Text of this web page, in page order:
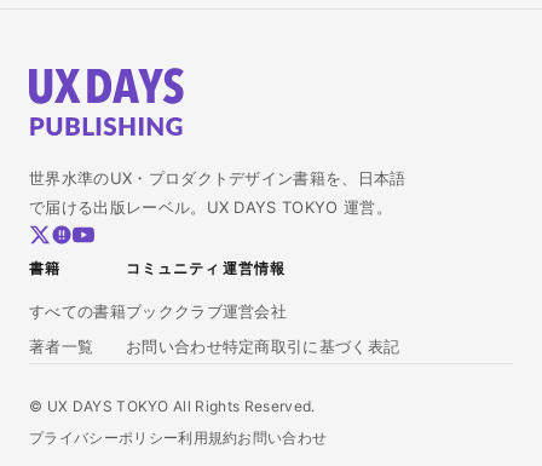
世界水準のUX・プロダクトデザイン書籍を、日本語
で届ける出版レーベル。UX DAYS TOKYO 運営。
書籍
すべての書籍
著者一覧
コミュニティ
ブッククラブ
お問い合わせ
運営情報
運営会社
特定商取引に基づく表記
© UX DAYS TOKYO All Rights Reserved.
プライバシーポリシー利用規約お問い合わせ